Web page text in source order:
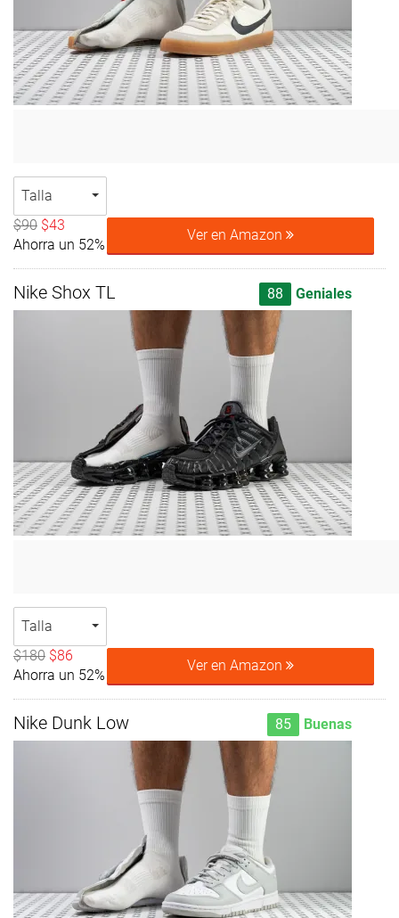
Talla
$90 $43
Ahorra un 52%
Ver en Amazon
Nike Shox TL 88 Geniales
Talla
$180 $86
Ahorra un 52%
Ver en Amazon
Nike Dunk Low 85 Buenas